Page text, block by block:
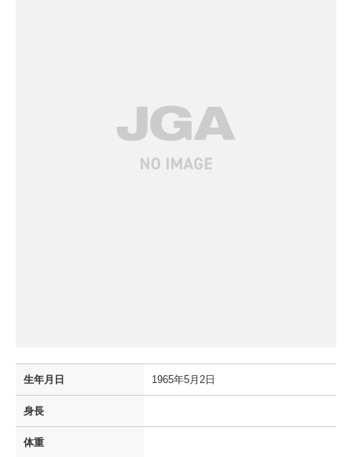
生年月日 1965年5月2日
身長
体重